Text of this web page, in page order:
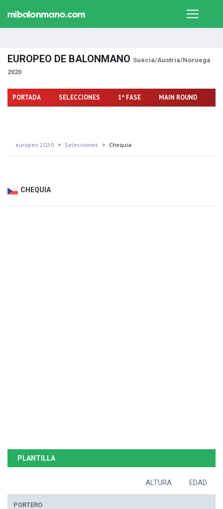
EUROPEO DE BALONMANO Suecia/Austria/Noruega
2020
PORTADA SELECCIONES 1º FASE MAIN ROUND
europeo 2020 Selecciones Chequia
CHEQUIA
PLANTILLA
ALTURA EDAD
PORTERO